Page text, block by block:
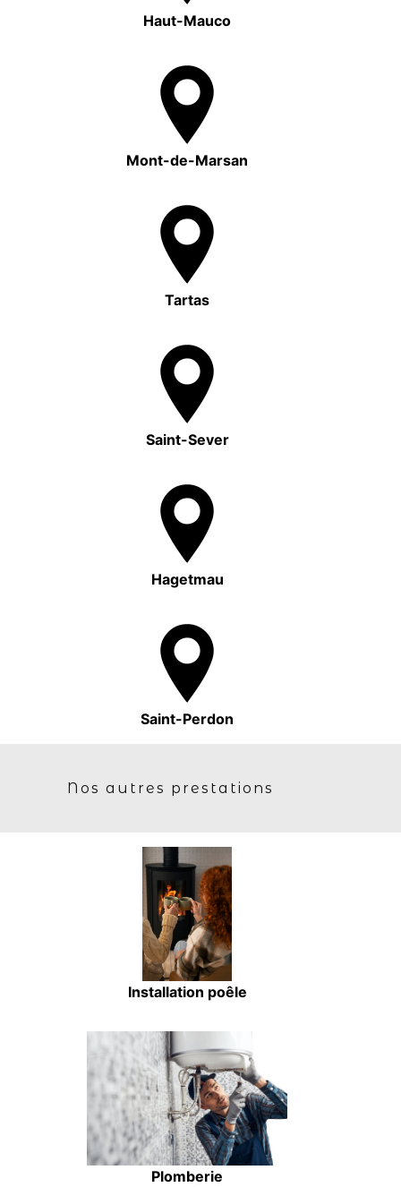
Haut-Mauco
Mont-de-Marsan
Tartas
Saint-Sever
Hagetmau
Saint-Perdon
Nos autres prestations
Installation poêle
Plomberie